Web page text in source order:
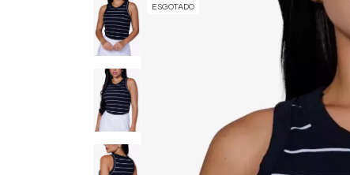
ESGOTADO